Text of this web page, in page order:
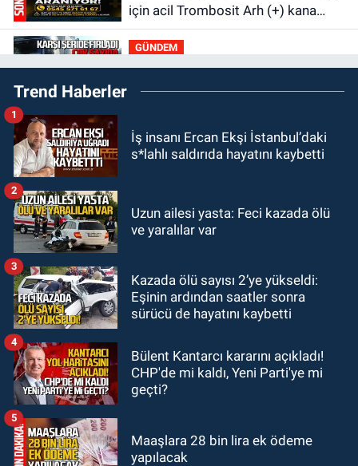
için acil Trombosit Arh (+) kana
ihtiyaç var
GÜNDEM
21:50Yoldan çıktı karşı şeride
fırladı: Çok sayıda yaralı var
21:38Ercüment Ünal'dan acık
haber geldi: Ameliyata dayanamadı
21:12Yönetim kulübü önce borç
GÜNDEM
20:56
adam hayatını kaybetti
Trend Haberler
İş insanı Ercan Ekşi İstanbul’daki
s*lahlı saldırıda hayatını kaybetti
1
Uzun ailesi yasta: Feci kazada ölü
ve yaralılar var
2
Kazada ölü sayısı 2’ye yükseldi:
Eşinin ardından saatler sonra
sürücü de hayatını kaybetti
3
Bülent Kantarcı kararını açıkladı!
CHP'de mi kaldı, Yeni Parti'ye mi
geçti?
4
Maaşlara 28 bin lira ek ödeme
yapılacak
5